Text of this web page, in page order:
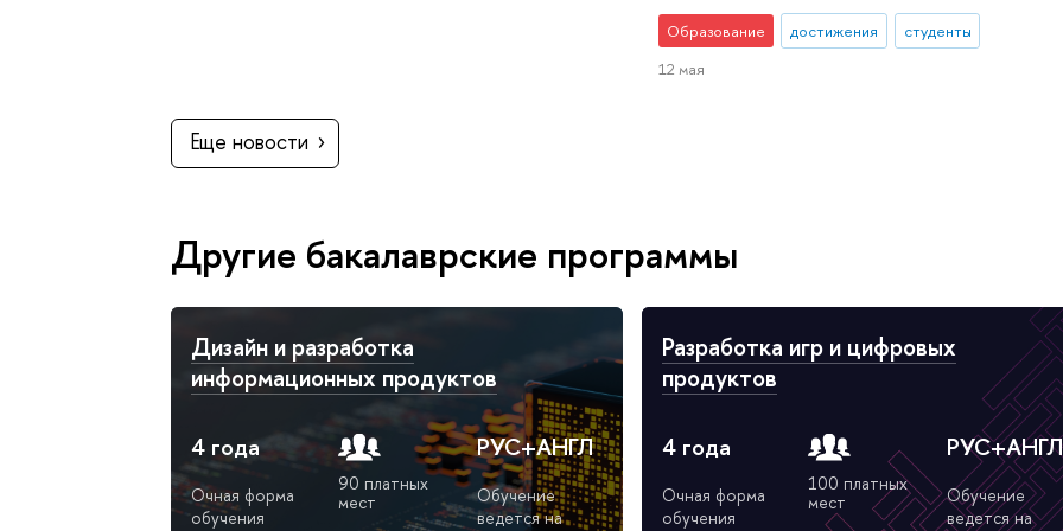
Образование достижения
студенты
12 мая
Еще новости
Другие бакалаврские программы
Дизайн и разработка
информационных продуктов
4 года
Очная форма
обучения
90 платных
мест
РУС+АНГЛ
Обучение
ведется на
Разработка игр и цифровых
продуктов
4 года
Очная форма
обучения
100 платных
мест
РУС+АНГЛ
Обучение
ведется на